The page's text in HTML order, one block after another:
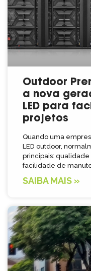
Outdoor
a nova
LED para
projetos
Quando uma
LED outdoor,
principais:
facilidade de
SAIBA MAIS »